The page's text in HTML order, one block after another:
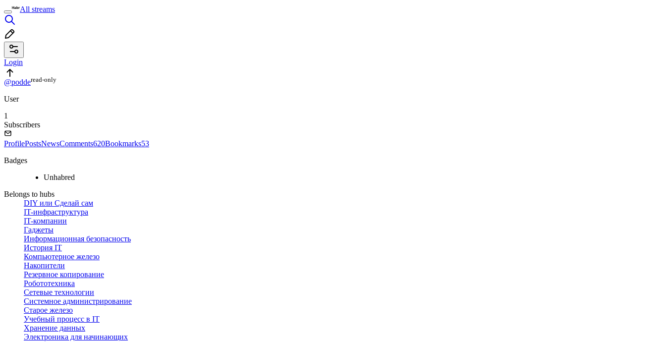
All streams
Login
@podderead⁠-⁠only
User
1
Subscribers
ProfilePostsNewsComments620Bookmarks53
Badges
Unhabred
Belongs to hubs
DIY или Сделай сам
IT-инфраструктура
IT-компании
Гаджеты
Информационная безопасность
История IT
Компьютерное железо
Накопители
Резервное копирование
Робототехника
Сетевые технологии
Системное администрирование
Старое железо
Учебный процесс в IT
Хранение данных
Электроника для начинающих